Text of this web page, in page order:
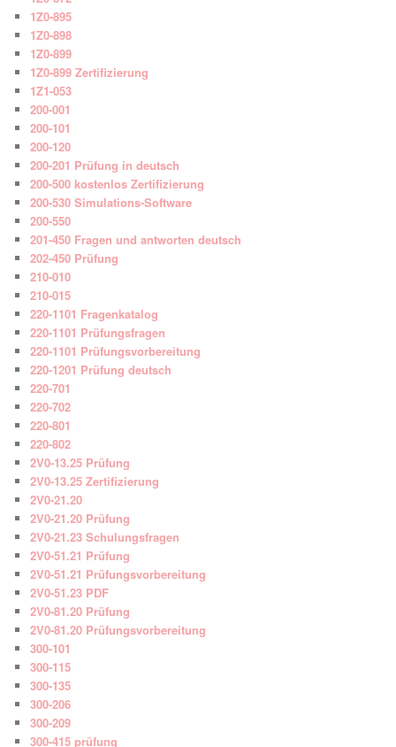
1Z0-895
1Z0-898
1Z0-899
1Z0-899 Zertifizierung
1Z1-053
200-001
200-101
200-120
200-201 Prüfung in deutsch
200-500 kostenlos Zertifizierung
200-530 Simulations-Software
200-550
201-450 Fragen und antworten deutsch
202-450 Prüfung
210-010
210-015
220-1101 Fragenkatalog
220-1101 Prüfungsfragen
220-1101 Prüfungsvorbereitung
220-1201 Prüfung deutsch
220-701
220-702
220-801
220-802
2V0-13.25 Prüfung
2V0-13.25 Zertifizierung
2V0-21.20
2V0-21.20 Prüfung
2V0-21.23 Schulungsfragen
2V0-51.21 Prüfung
2V0-51.21 Prüfungsvorbereitung
2V0-51.23 PDF
2V0-81.20 Prüfung
2V0-81.20 Prüfungsvorbereitung
300-101
300-115
300-135
300-206
300-209
300-415 prüfung